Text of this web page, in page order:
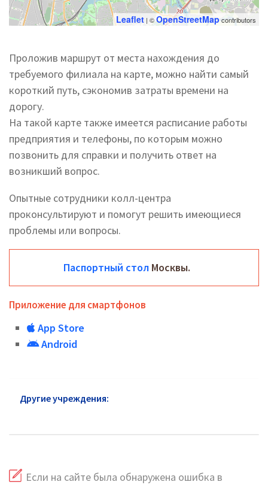
Leaflet | ©OpenStreetMapcontributors
Проложив маршрут от места нахождения до
требуемого филиала на карте, можно найти самый
короткий путь, сэкономив затраты времени на
дорогу.
На такой карте также имеется расписание работы
предприятия и телефоны, по которым можно
позвонить для справки и получить ответ на
возникший вопрос.
Опытные сотрудники колл-центра
проконсультируют и помогут решить имеющиеся
проблемы или вопросы.
Паспортный стол Москвы.
Приложение для смартфонов
App Store
Android
Другие учреждения:
Если на сайте была обнаружена ошибка в